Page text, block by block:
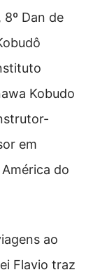
8º Dan de
Kobudo
em
do
ao
Flavio traz